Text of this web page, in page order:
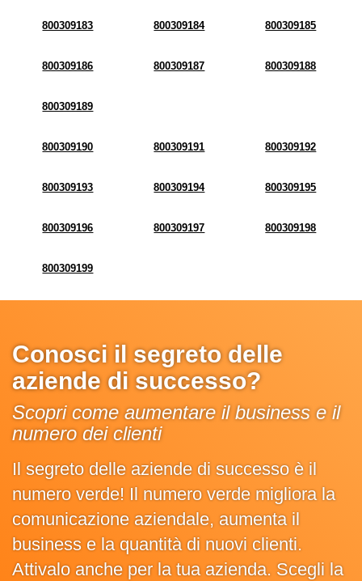
800309183 800309184 800309185
800309186 800309187 800309188
800309189
800309190 800309191 800309192
800309193 800309194 800309195
800309196 800309197 800309198
800309199
Conosci il segreto delle
aziende di successo?
Scopri come aumentare il business e il
numero dei clienti
Il segreto delle aziende di successo è il
numero verde! Il numero verde migliora la
comunicazione aziendale, aumenta il
business e la quantità di nuovi clienti.
Attivalo anche per la tua azienda. Scegli la